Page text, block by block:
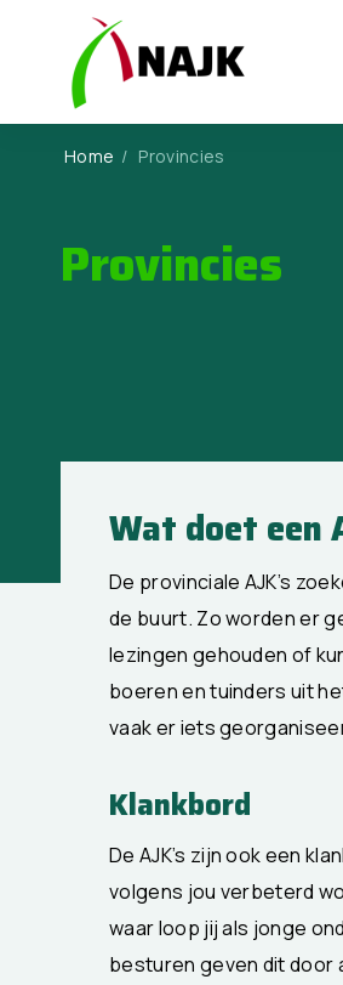
Home / Provincies
Provincies
Wat doet een
De provinciale AJK’s
de buurt. Zo worden er
lezingen gehouden of
boeren en tuinders uit
vaak er iets
Klankbord
De AJK’s zijn ook een
volgens jou verbeterd
waar loop jij als jonge
besturen geven dit door